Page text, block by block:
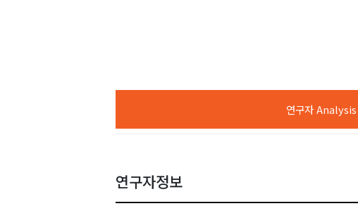
연구자 Analysis
연구자정보